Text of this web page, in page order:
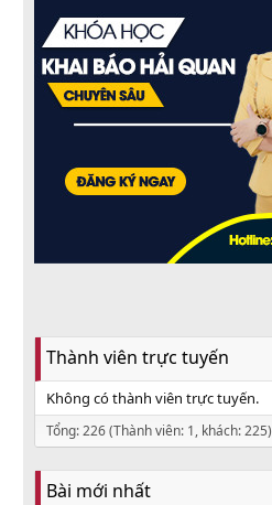
Thành viên trực tuyến
Không có thành viên trực tuyến.
Tổng: 226 (Thành viên: 1, khách: 225)
Bài mới nhất